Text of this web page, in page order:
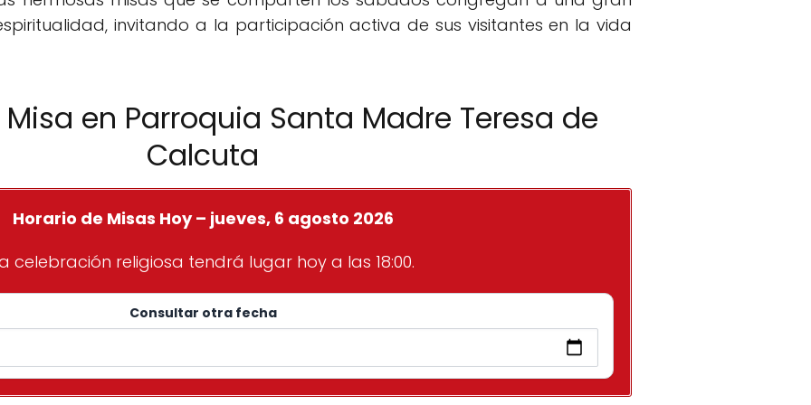
invitando a la participación activa de sus visitantes en la vida
Misa en Parroquia Santa Madre Teresa de
Calcuta
Horario de Misas Hoy – jueves, 6 agosto 2026
celebración religiosa tendrá lugar hoy a las 18:00.
Consultar otra fecha